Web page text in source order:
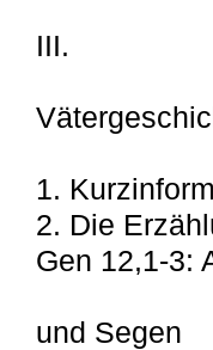
III.
1.
2. Die
Gen 12,1-3:
und Segen